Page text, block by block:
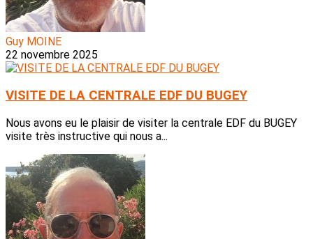
Guy MOINE
22 novembre 2025
VISITE DE LA CENTRALE EDF DU BUGEY
Nous avons eu le plaisir de visiter la centrale EDF du BUGEY
visite très instructive qui nous a...